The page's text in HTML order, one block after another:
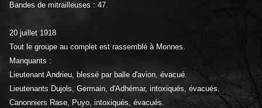
Bandes de mitrailleuses : 47.
20 juillet 1918
Tout le groupe au complet est rassemblé à Monnes.
Manquants :
Lieutenant Andrieu, blessé par balle d'avion, évacué.
Lieutenants Dujols, Germain, d'Adhémar, intoxiqués, évacués.
Canonniers Rase, Puyo, intoxiqués, évacués.